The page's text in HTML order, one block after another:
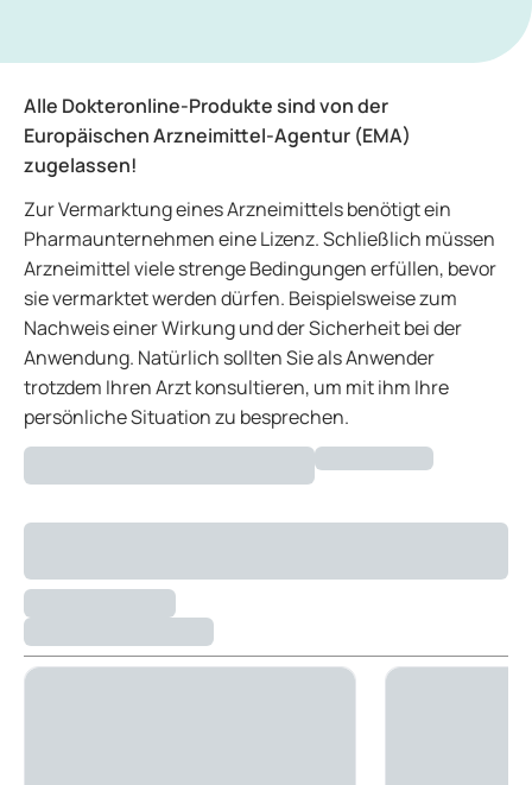
Alle Dokteronline-Produkte sind von der
Europäischen Arzneimittel-Agentur (EMA)
zugelassen!
Zur Vermarktung eines Arzneimittels benötigt ein
Pharmaunternehmen eine Lizenz. Schließlich müssen
Arzneimittel viele strenge Bedingungen erfüllen, bevor
sie vermarktet werden dürfen. Beispielsweise zum
Nachweis einer Wirkung und der Sicherheit bei der
Anwendung. Natürlich sollten Sie als Anwender
trotzdem Ihren Arzt konsultieren, um mit ihm Ihre
persönliche Situation zu besprechen.